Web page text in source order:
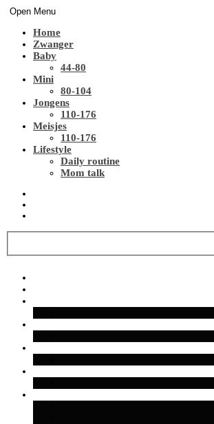
Open Menu
Home
Zwanger
Baby
44-80
Mini
80-104
Jongens
110-176
Meisjes
110-176
Lifestyle
Daily routine
Mom talk